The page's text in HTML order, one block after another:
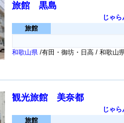
旅館 黒島
じゃら
旅館
和歌山県 /有田・御坊・日高 / 和歌山
観光旅館 美奈都
じゃら
旅館